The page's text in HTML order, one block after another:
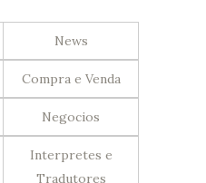
News
Compra e Venda
Negocios
Interpretes e
Tradutores